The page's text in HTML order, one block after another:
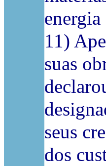
11)
suas
seus
dos